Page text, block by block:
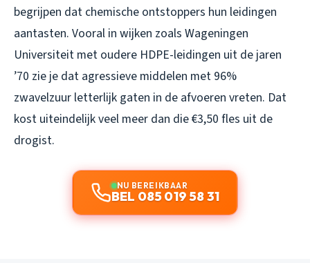
begrijpen dat chemische ontstoppers hun leidingen
aantasten. Vooral in wijken zoals Wageningen
Universiteit met oudere HDPE-leidingen uit de jaren
’70 zie je dat agressieve middelen met 96%
zwavelzuur letterlijk gaten in de afvoeren vreten. Dat
kost uiteindelijk veel meer dan die €3,50 fles uit de
drogist.
NU BEREIKBAAR
BEL 085 019 58 31